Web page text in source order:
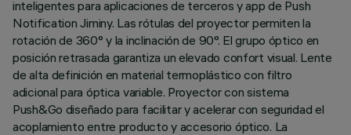
inteligentes para aplicaciones de terceros y app de Push
Notification Jiminy. Las rótulas del proyector permiten la
rotación de 360° y la inclinación de 90°. El grupo óptico en
posición retrasada garantiza un elevado confort visual. Lente
de alta definición en material termoplástico con filtro
adicional para óptica variable. Proyector con sistema
Push&Go diseñado para facilitar y acelerar con seguridad el
acoplamiento entre producto y accesorio óptico. La